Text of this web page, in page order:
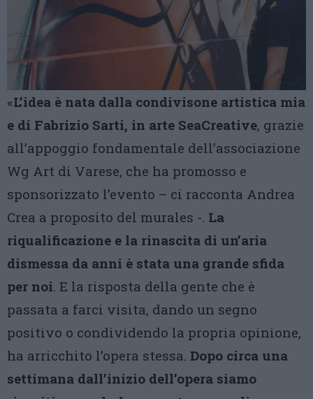
«L’idea è nata dalla condivisone artistica mia
e di Fabrizio Sarti, in arte SeaCreative, grazie
all’appoggio fondamentale dell’associazione
Wg Art di Varese, che ha promosso e
sponsorizzato l’evento – ci racconta Andrea
Crea a proposito del murales -. La
riqualificazione e la rinascita di un’aria
dismessa da anni è stata una grande sfida
per noi. E la risposta della gente che è
passata a farci visita, dando un segno
positivo o condividendo la propria opinione,
ha arricchito l’opera stessa. Dopo circa una
settimana dall’inizio dell’opera siamo